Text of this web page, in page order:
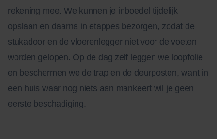
rekening mee. We kunnen je inboedel tijdelijk
opslaan en daarna in etappes bezorgen, zodat de
stukadoor en de vloerenlegger niet voor de voeten
worden gelopen. Op de dag zelf leggen we loopfolie
en beschermen we de trap en de deurposten, want in
een huis waar nog niets aan mankeert wil je geen
eerste beschadiging.